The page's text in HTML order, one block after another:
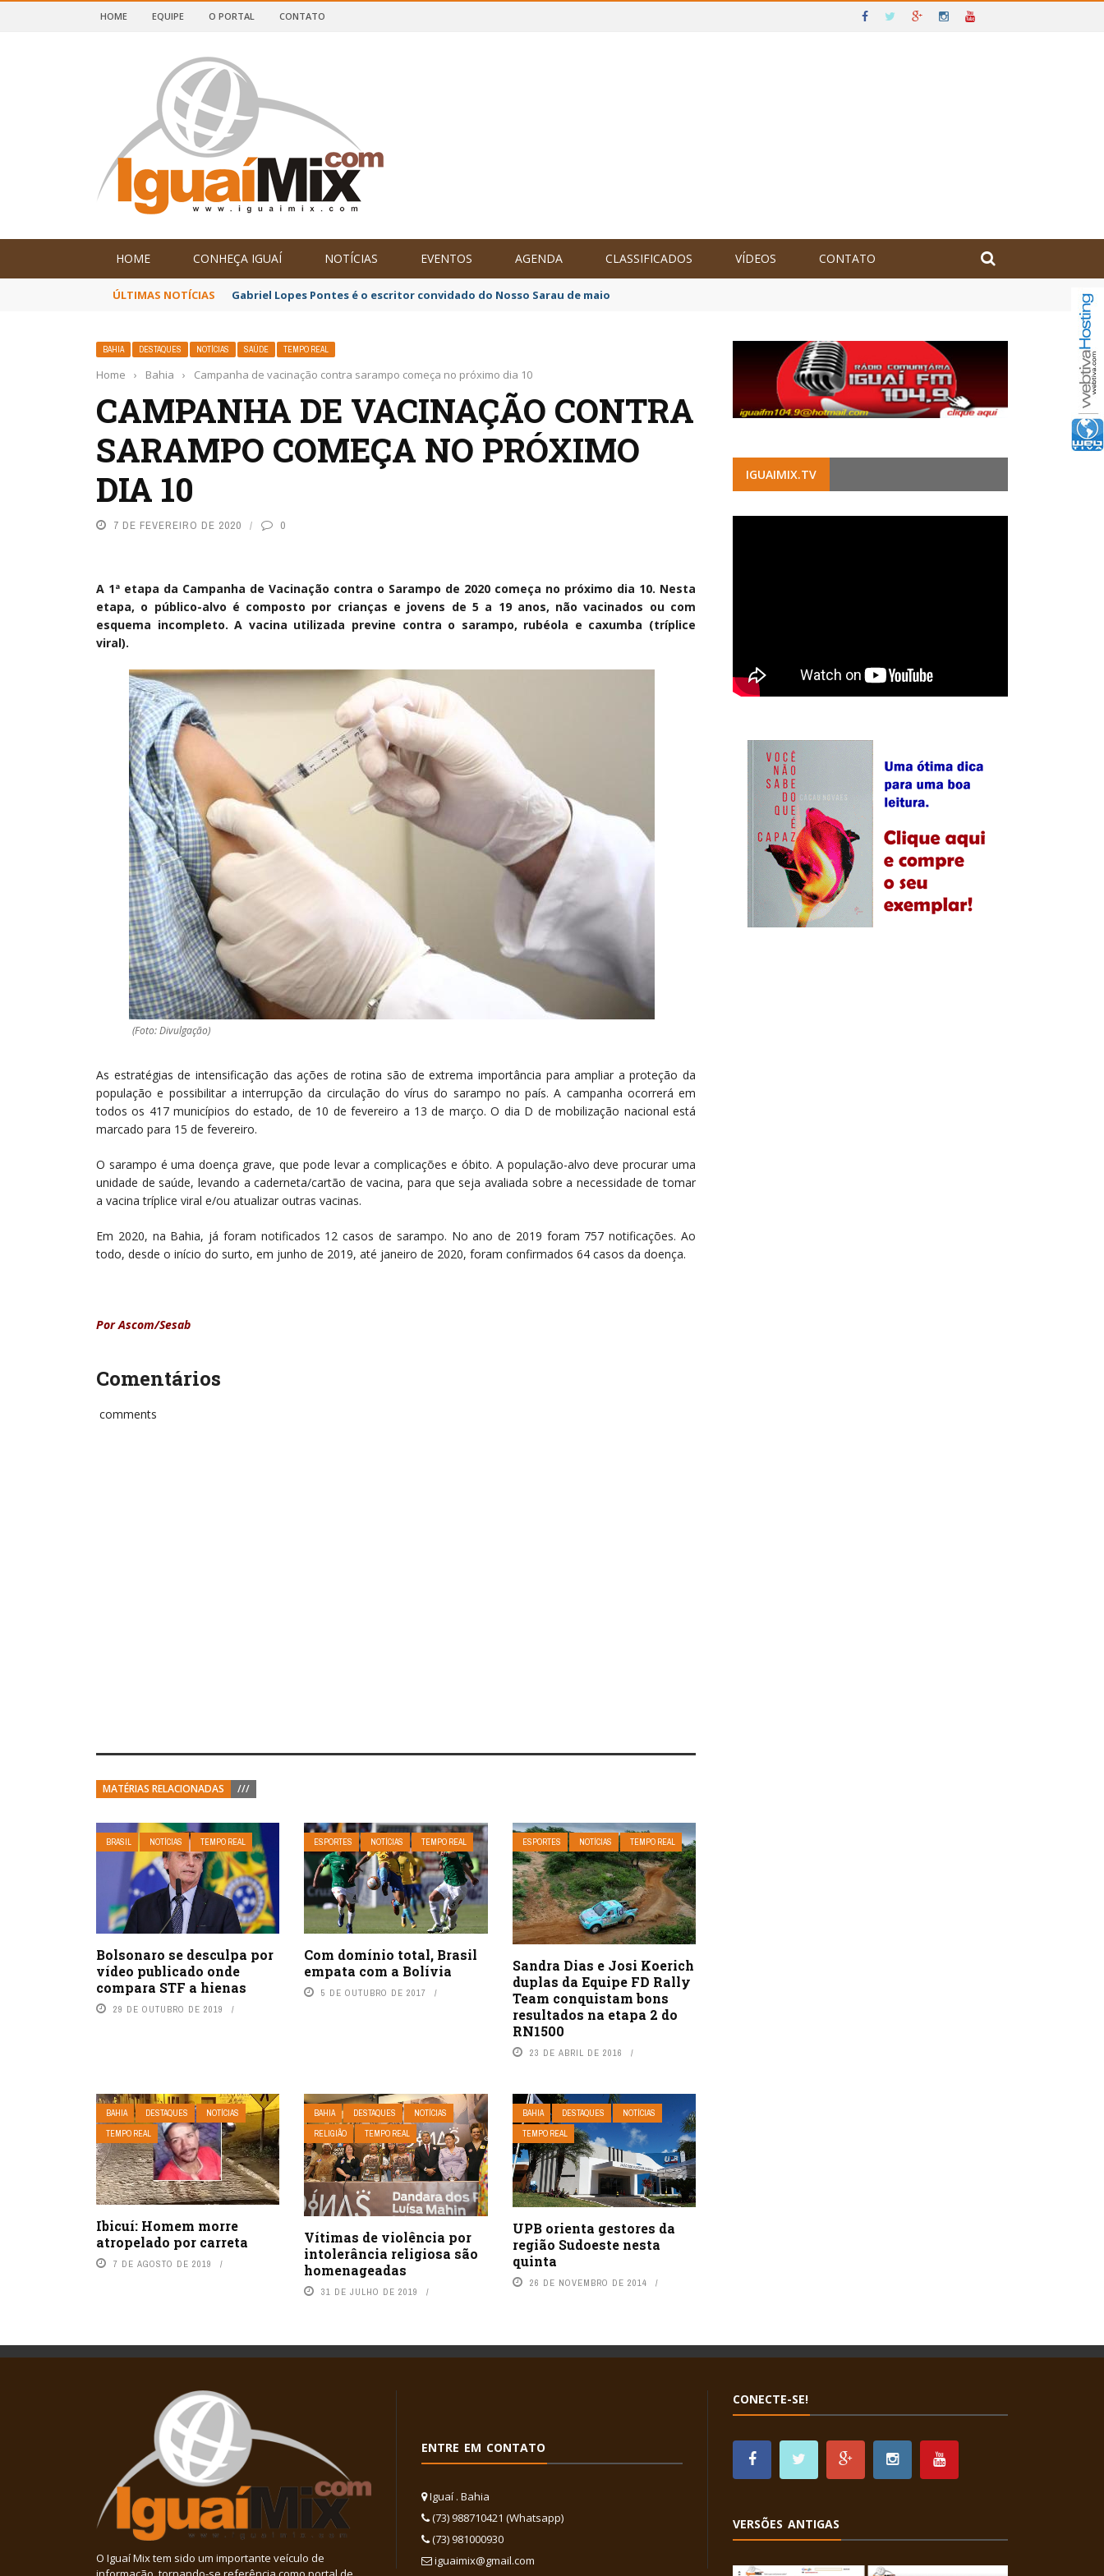
E SUDOESTE DA BAHIA
HOME EQUIPE O PORTAL CONTATO
HOME CONHEÇA IGUAÍ NOTÍCIAS EVENTOS AGENDA CLASSIFICADOS VÍDEOS CONTATO
ÚLTIMAS NOTÍCIAS Gabriel Lopes Pontes é o escritor convidado do Nosso Sarau de maio
BAHIA DESTAQUES NOTÍCIAS SAÚDE TEMPO REAL
Home › Bahia › Campanha de vacinação contra sarampo começa no próximo dia 10
CAMPANHA DE VACINAÇÃO CONTRA
SARAMPO COMEÇA NO PRÓXIMO
DIA 10
7 DE FEVEREIRO DE 2020 0
A 1ª etapa da Campanha de Vacinação contra o Sarampo de 2020 começa no próximo dia 10. Nesta
etapa, o público-alvo é composto por crianças e jovens de 5 a 19 anos, não vacinados ou com
esquema incompleto. A vacina utilizada previne contra o sarampo, rubéola e caxumba (tríplice
viral).
(Foto: Divulgação)
As estratégias de intensificação das ações de rotina são de extrema importância para ampliar a proteção da
população e possibilitar a interrupção da circulação do vírus do sarampo no país. A campanha ocorrerá em
todos os 417 municípios do estado, de 10 de fevereiro a 13 de março. O dia D de mobilização nacional está
marcado para 15 de fevereiro.
O sarampo é uma doença grave, que pode levar a complicações e óbito. A população-alvo deve procurar uma
unidade de saúde, levando a caderneta/cartão de vacina, para que seja avaliada sobre a necessidade de tomar
a vacina tríplice viral e/ou atualizar outras vacinas.
Em 2020, na Bahia, já foram notificados 12 casos de sarampo. No ano de 2019 foram 757 notificações. Ao
todo, desde o início do surto, em junho de 2019, até janeiro de 2020, foram confirmados 64 casos da doença.
Por Ascom/Sesab
Comentários
comments
MATÉRIAS RELACIONADAS ///
BRASIL NOTÍCIAS TEMPO REAL
Bolsonaro se desculpa por
vídeo publicado onde
compara STF a hienas
29 DE OUTUBRO DE 2019
ESPORTES NOTÍCIAS TEMPO REAL
Com domínio total, Brasil
empata com a Bolívia
5 DE OUTUBRO DE 2017
ESPORTES NOTÍCIAS TEMPO REAL
Sandra Dias e Josi Koerich
duplas da Equipe FD Rally
Team conquistam bons
resultados na etapa 2 do
RN1500
23 DE ABRIL DE 2016
BAHIA DESTAQUES
NOTÍCIAS
TEMPO REAL
Ibicuí: Homem morre
atropelado por carreta
7 DE AGOSTO DE 2019
BAHIA DESTAQUES
NOTÍCIAS
RELIGIÃO
TEMPO REAL
Vítimas de violência por
intolerância religiosa são
homenageadas
31 DE JULHO DE 2019
BAHIA DESTAQUES
NOTÍCIAS
TEMPO REAL
UPB orienta gestores da
região Sudoeste nesta
quinta
26 DE NOVEMBRO DE 2014
IGUAIMIX.TV
O Iguaí Mix tem sido um importante veículo de
ENTRE EM CONTATO
Iguaí . Bahia
(73) 988710421 (Whatsapp)
(73) 981000930
iguaimix@gmail.com
CONECTE-SE!
VERSÕES ANTIGAS